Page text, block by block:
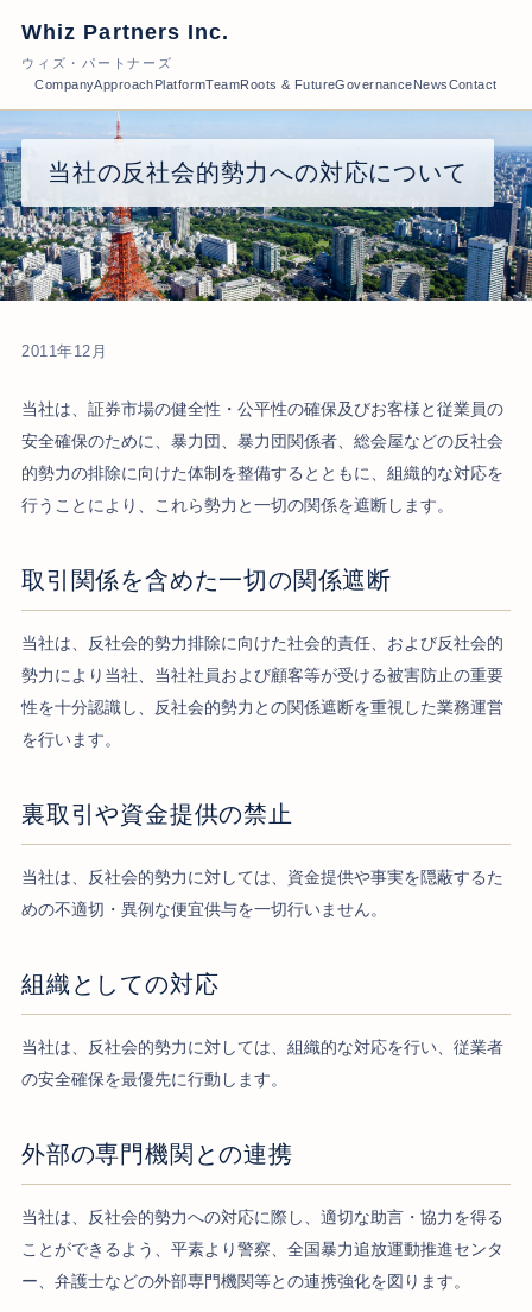
Whiz Partners Inc.
ウィズ・パートナーズ
CompanyApproachPlatformTeamRoots & FutureGovernanceNewsContact
当社の反社会的勢力への対応について
2011年12月
当社は、証券市場の健全性・公平性の確保及びお客様と従業員の
安全確保のために、暴力団、暴力団関係者、総会屋などの反社会
的勢力の排除に向けた体制を整備するとともに、組織的な対応を
行うことにより、これら勢力と一切の関係を遮断します。
取引関係を含めた一切の関係遮断
当社は、反社会的勢力排除に向けた社会的責任、および反社会的
勢力により当社、当社社員および顧客等が受ける被害防止の重要
性を十分認識し、反社会的勢力との関係遮断を重視した業務運営
を行います。
裏取引や資金提供の禁止
当社は、反社会的勢力に対しては、資金提供や事実を隠蔽するた
めの不適切・異例な便宜供与を一切行いません。
組織としての対応
当社は、反社会的勢力に対しては、組織的な対応を行い、従業者
の安全確保を最優先に行動します。
外部の専門機関との連携
当社は、反社会的勢力への対応に際し、適切な助言・協力を得る
ことができるよう、平素より警察、全国暴力追放運動推進センタ
ー、弁護士などの外部専門機関等との連携強化を図ります。